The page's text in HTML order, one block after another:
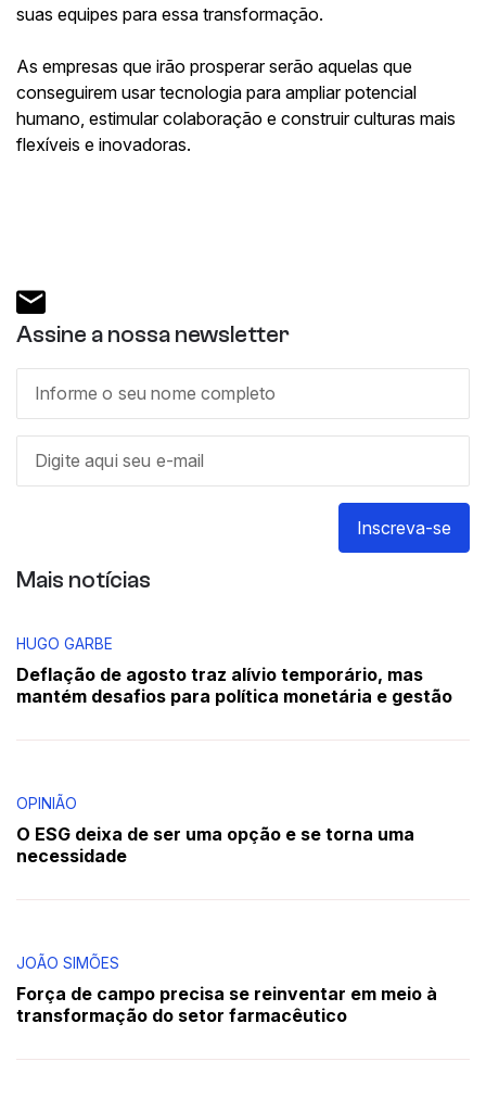
suas equipes para essa transformação.
As empresas que irão prosperar serão aquelas que
conseguirem usar tecnologia para ampliar potencial
humano, estimular colaboração e construir culturas mais
flexíveis e inovadoras.
Assine a nossa newsletter
Inscreva-se
Mais notícias
HUGO GARBE
Deflação de agosto traz alívio temporário, mas
mantém desafios para política monetária e gestão
OPINIÃO
O ESG deixa de ser uma opção e se torna uma
necessidade
JOÃO SIMÕES
Força de campo precisa se reinventar em meio à
transformação do setor farmacêutico